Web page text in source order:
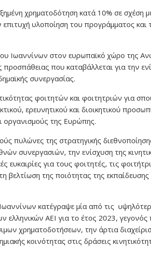
χρηματοδότηση κατά 10% σε σχέση
υλοποίηση του προγράμματος και
Ιωαννίνων στον ευρωπαϊκό χώρο της
που καταβάλλεται για την
συνεργασίας.
φοιτητών και φοιτητριών για
ερευνητικού και διοικητικού
οργανισμούς της Ευρώπης.
πυλώνες της στρατηγικής
συνεργασιών, την ενίσχυση της
ευκαιρίες για τους φοιτητές, τις
της ποιότητας της εκπαίδευσης
κατέγραψε μία από τις
ΑΕΙ για το έτος 2023, γεγονός
χρηματοδοτήσεων, την άρτια
κοινότητας στις δράσεις